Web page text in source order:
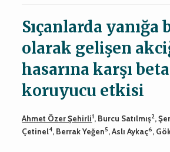
Sıçanlarda yanığa
olarak gelişen
hasarına karşı
koruyucu etkisi
Ahmet Özer Şehirli1, Burcu Satılmış2,
Çetinel4, Berrak Yeğen5, Aslı Aykaç6,